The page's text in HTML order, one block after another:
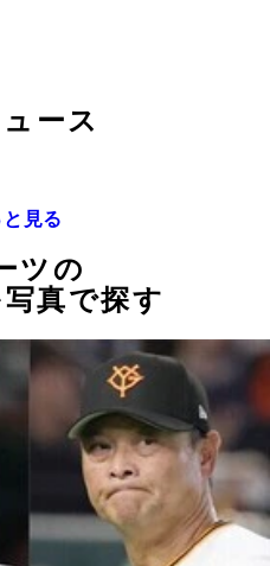
ース
見る
ツの
真で探す